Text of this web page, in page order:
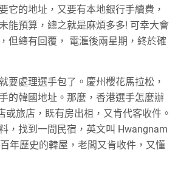
它的地址，又要有本地銀行手續費，
能預算，總之就是麻煩多多! 可幸大會
但總有回覆， 電滙後兩星期，終於確
要處理選手包了。慶州櫻花馬拉松，
的韓國地址。那麼，香港選手怎麼辦
或旅店，既有房出柤，又肯代客收件。
，找到一間民宿，英文叫 Hwangnam
年歷史的韓屋，老闆又肯收件，又懂